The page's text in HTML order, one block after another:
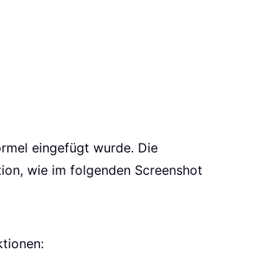
eingefügt wurde. Die
wie im folgenden Screenshot